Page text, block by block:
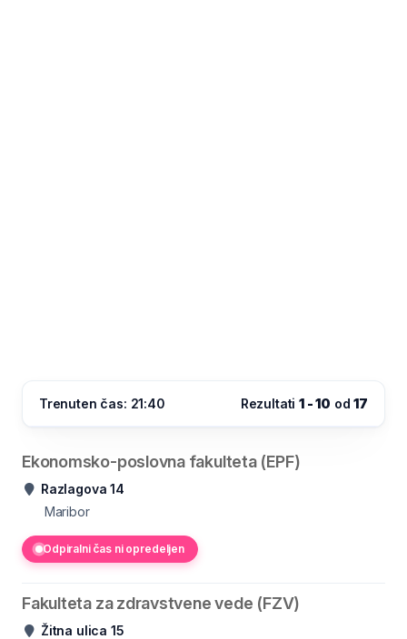
Trenuten čas: 21:40 Rezultati1 - 10 od17
Ekonomsko-poslovna fakulteta (EPF)
Razlagova 14
Maribor
Odpiralni čas ni opredeljen
Fakulteta za zdravstvene vede (FZV)
Žitna ulica 15